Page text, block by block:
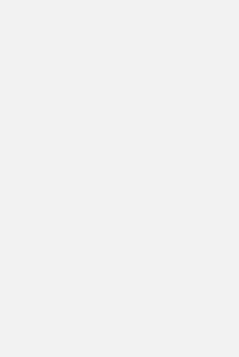
vo formáte A4